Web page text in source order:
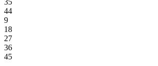
44
9
18
27
36
45